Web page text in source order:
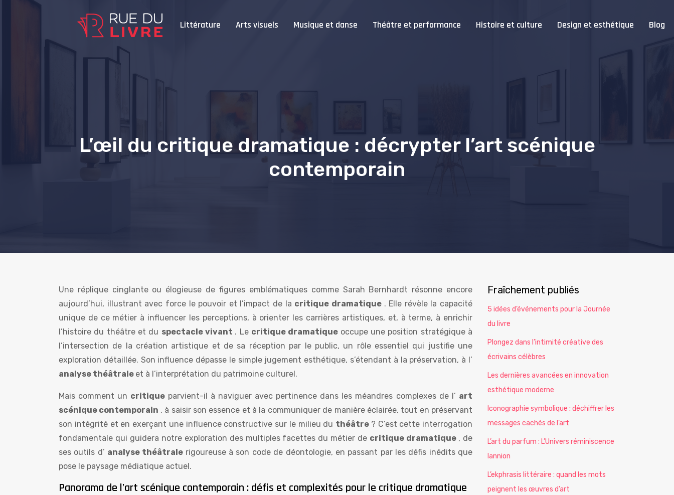
Littérature Arts visuels Musique et danse Théâtre et performance Histoire et culture Design et esthétique Blog
L’œil du critique dramatique : décrypter l’art scénique
contemporain
Une réplique cinglante ou élogieuse de figures emblématiques comme Sarah Bernhardt résonne encore
aujourd’hui, illustrant avec force le pouvoir et l’impact de la critique dramatique . Elle révèle la capacité
unique de ce métier à influencer les perceptions, à orienter les carrières artistiques, et, à terme, à enrichir
l’histoire du théâtre et du spectacle vivant . Le critique dramatique occupe une position stratégique à
l’intersection de la création artistique et de sa réception par le public, un rôle essentiel qui justifie une
exploration détaillée. Son influence dépasse le simple jugement esthétique, s’étendant à la préservation, à l’
analyse théâtrale et à l’interprétation du patrimoine culturel.
Mais comment un critique parvient-il à naviguer avec pertinence dans les méandres complexes de l’ art
scénique contemporain , à saisir son essence et à la communiquer de manière éclairée, tout en préservant
son intégrité et en exerçant une influence constructive sur le milieu du théâtre ? C’est cette interrogation
fondamentale qui guidera notre exploration des multiples facettes du métier de critique dramatique , de
ses outils d’ analyse théâtrale rigoureuse à son code de déontologie, en passant par les défis inédits que
pose le paysage médiatique actuel.
Panorama de l’art scénique contemporain : défis et complexités pour le critique dramatique
Fraîchement publiés
5 idées d’événements pour la Journée
du livre
Plongez dans l’intimité créative des
écrivains célèbres
Les dernières avancées en innovation
esthétique moderne
Iconographie symbolique : déchiffrer les
messages cachés de l’art
L’art du parfum : L’Univers réminiscence
lannion
L’ekphrasis littéraire : quand les mots
peignent les œuvres d’art